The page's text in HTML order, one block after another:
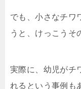
でも、小さなチワ
うと、けっこうそ
実際に、幼児がチ
れるという事例も